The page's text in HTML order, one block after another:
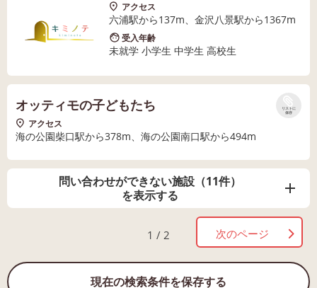
アクセス
六浦駅から137m、金沢八景駅から1367m
受入年齢
未就学 小学生 中学生 高校生
リストに
保存
オッティモの子どもたち
アクセス
海の公園柴口駅から378m、海の公園南口駅から494m
問い合わせができない施設（11件）
を表示する
1 / 2 次のページ
現在の検索条件を保存する